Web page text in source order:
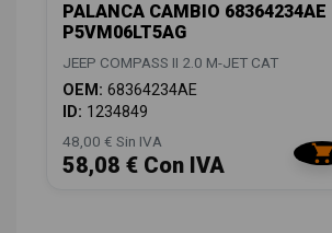
PALANCA CAMBIO 68364234AE
P5VM06LT5AG
JEEP COMPASS II 2.0 M-JET CAT
OEM: 68364234AE
ID: 1234849
48,00 € Sin IVA
58,08 € Con IVA